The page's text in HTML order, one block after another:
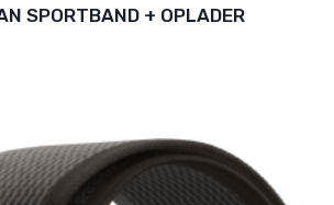
SPORTBAND + OPLADER